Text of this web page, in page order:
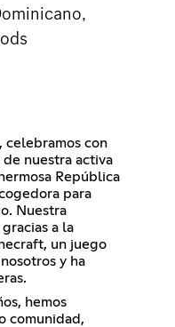
celebramos con
nuestra activa
República
para
Nuestra
a la
un juego
y ha
hemos
comunidad,